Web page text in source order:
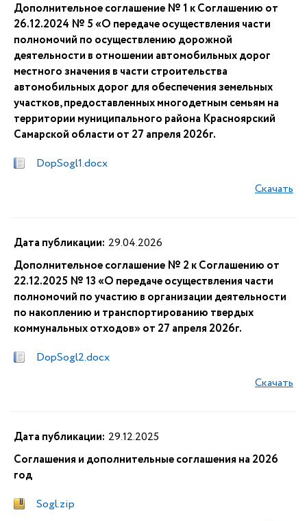
Дополнительное соглашение № 1 к Соглашению от
26.12.2024 № 5 «О передаче осуществления части
полномочий по осуществлению дорожной
деятельности в отношении автомобильных дорог
местного значения в части строительства
автомобильных дорог для обеспечения земельных
участков, предоставленных многодетным семьям на
территории муниципального района Красноярский
Самарской области от 27 апреля 2026г.
DopSogl1.docx
Скачать
Дата публикации: 29.04.2026
Дополнительное соглашение № 2 к Соглашению от
22.12.2025 № 13 «О передаче осуществления части
полномочий по участию в организации деятельности
по накоплению и транспортированию твердых
коммунальных отходов» от 27 апреля 2026г.
DopSogl2.docx
Скачать
Дата публикации: 29.12.2025
Соглашения и дополнительные соглашения на 2026
год
Sogl.zip